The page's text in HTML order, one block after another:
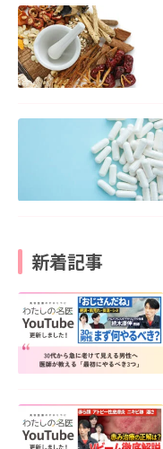
新着記事